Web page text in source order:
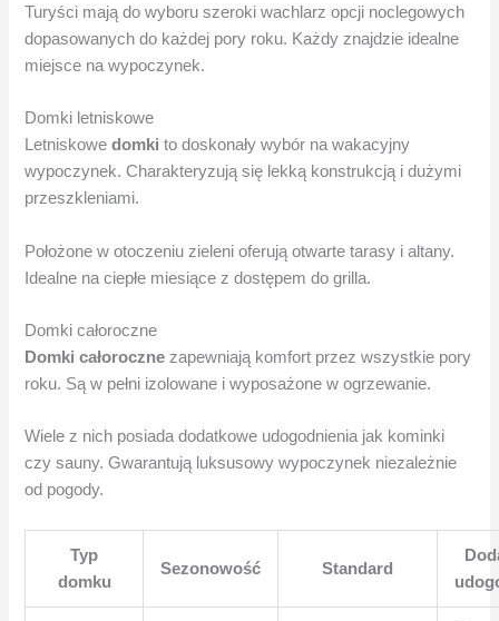
Turyści mają do wyboru szeroki wachlarz opcji noclegowych
dopasowanych do każdej pory roku. Każdy znajdzie idealne
miejsce na wypoczynek.
Domki letniskowe
Letniskowedomki to doskonały wybór na wakacyjny
wypoczynek. Charakteryzują się lekką konstrukcją i dużymi
przeszkleniami.
Położone w otoczeniu zieleni oferują otwarte tarasy i altany.
Idealne na ciepłe miesiące z dostępem do grilla.
Domki całoroczne
Domki całoroczne zapewniają komfort przez wszystkie pory
roku. Są w pełni izolowane i wyposażone w ogrzewanie.
Wiele z nich posiada dodatkowe udogodnienia jak kominki
czy sauny. Gwarantują luksusowy wypoczynek niezależnie
od pogody.
Typ
domku
Sezonowość Standard